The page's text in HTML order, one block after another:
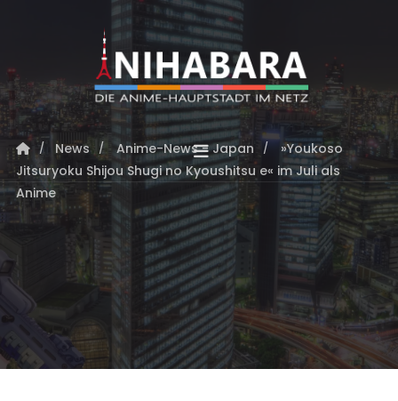
News Anime-News - Japan
»Youkoso
Jitsuryoku Shijou Shugi no Kyoushitsu e« im Juli als
Anime